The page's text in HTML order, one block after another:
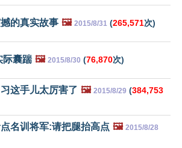
的真实故事 🖼️ 2015/8/31 (265,571次)
际囊踹 🖼️ 2015/8/30 (76,870次)
这手儿太厉害了 🖼️ 2015/8/29 (384,753
名训将军:请把腿抬高点 🖼️ 2015/8/28